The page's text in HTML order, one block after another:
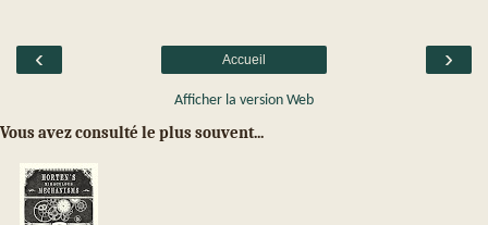
‹ ›
Accueil
Afficher la version Web
Vous avez consulté le plus souvent...